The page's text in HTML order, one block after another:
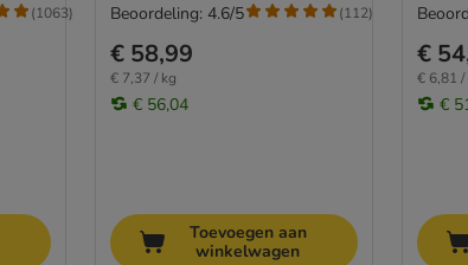
(1063)
€ 58,99
€ 7,37 / kg
€ 56,04
Beoordeling: 4.6/5 (112)
Toevoegen aan
winkelwagen
€
€ 6,81 /
€